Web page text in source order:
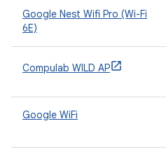
Google Nest Wifi Pro (Wi-Fi
6E)
Compulab WILD AP
Google WiFi